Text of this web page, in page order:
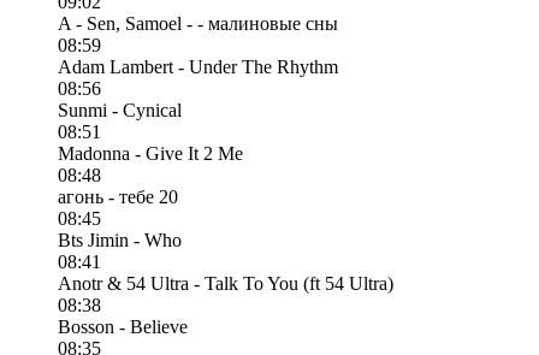
A - Sen, Samoel - - малиновые сны
08:59
Adam Lambert - Under The Rhythm
08:56
Sunmi - Cynical
08:51
Madonna - Give It 2 Me
08:48
агонь - тебе 20
08:45
Bts Jimin - Who
08:41
Anotr & 54 Ultra - Talk To You (ft 54 Ultra)
08:38
Bosson - Believe
08:35